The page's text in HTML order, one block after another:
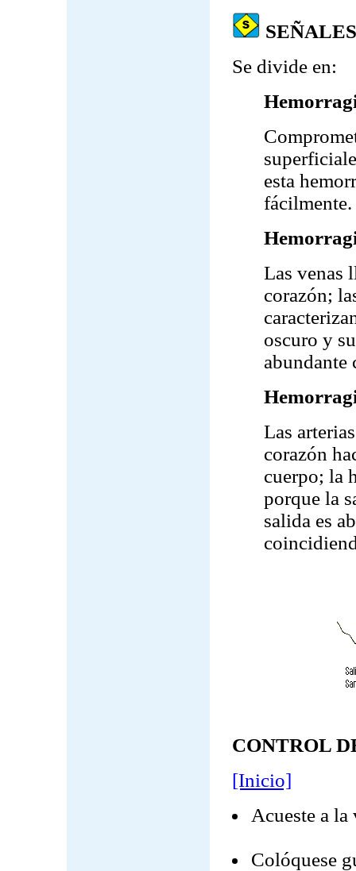
SEÑALES
Se divide en:
esta
fácilmente.
Las venas
corazón;
oscuro y
abundante
Las
corazón
cuerpo; la
porque la
salida es
CONTROL
[Inicio]
Acueste a
Colóquese